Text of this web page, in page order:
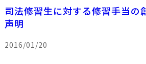
司法修習生に対する修習手当の
声明
2016/01/20